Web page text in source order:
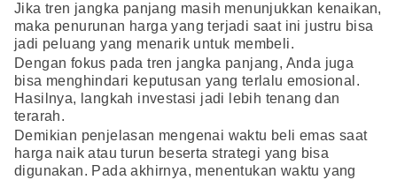
Jika tren jangka panjang masih menunjukkan kenaikan,
maka penurunan harga yang terjadi saat ini justru bisa
jadi peluang yang menarik untuk membeli.
Dengan fokus pada tren jangka panjang, Anda juga
bisa menghindari keputusan yang terlalu emosional.
Hasilnya, langkah investasi jadi lebih tenang dan
terarah.
Demikian penjelasan mengenai waktu beli emas saat
harga naik atau turun beserta strategi yang bisa
digunakan. Pada akhirnya, menentukan waktu yang